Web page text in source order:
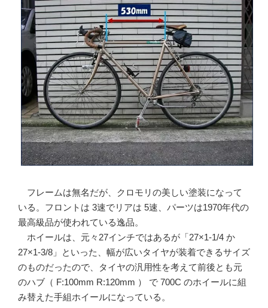
フレームは無名だが、クロモリの美しい塗装になって
いる。フロントは 3速でリアは 5速、パーツは1970年代の
最高級品が使われている逸品。
ホイールは、元々27インチではあるが「27×1-1/4 か
27×1-3/8」といった、幅が広いタイヤが装着できるサイズ
のものだったので、タイヤの汎用性を考えて前後とも元
のハブ（ F:100mm R:120mm ） で 700C のホイールに組
み替えた手組ホイールになっている。